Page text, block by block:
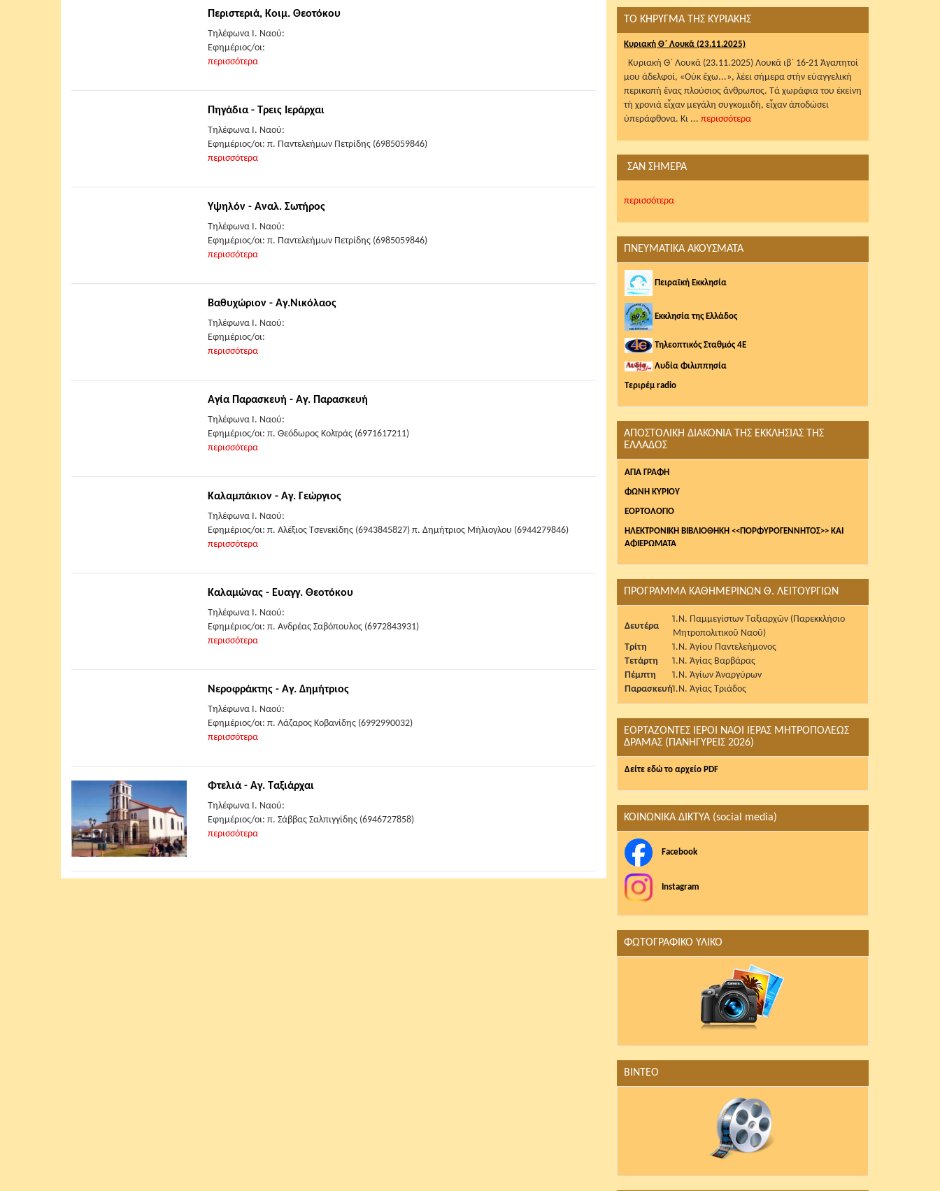
Περιστεριά, Κοιμ. Θεοτόκου
Τηλέφωνα Ι. Ναού:
Εφημέριος/οι:
περισσότερα
Πηγάδια - Τρεις Ιεράρχαι
Τηλέφωνα Ι. Ναού:
Εφημέριος/οι: π. Παντελεήμων Πετρίδης (6985059846)
περισσότερα
Υψηλόν - Αναλ. Σωτήρος
Τηλέφωνα Ι. Ναού:
Εφημέριος/οι: π. Παντελεήμων Πετρίδης (6985059846)
περισσότερα
Βαθυχώριον - Αγ.Νικόλαος
Τηλέφωνα Ι. Ναού:
Εφημέριος/οι:
περισσότερα
Αγία Παρασκευή - Αγ. Παρασκευή
Τηλέφωνα Ι. Ναού:
Εφημέριος/οι: π. Θεόδωρος Κολτράς (6971617211)
περισσότερα
Καλαμπάκιον - Αγ. Γεώργιος
Τηλέφωνα Ι. Ναού:
Εφημέριος/οι: π. Αλέξιος Τσενεκίδης (6943845827) π. Δημήτριος Μήλιογλου (6944279846)
περισσότερα
Καλαμώνας - Ευαγγ. Θεοτόκου
Τηλέφωνα Ι. Ναού:
Εφημέριος/οι: π. Ανδρέας Σαβόπουλος (6972843931)
περισσότερα
Νεροφράκτης - Αγ. Δημήτριος
Τηλέφωνα Ι. Ναού:
Εφημέριος/οι: π. Λάζαρος Κοβανίδης (6992990032)
περισσότερα
Φτελιά - Αγ. Ταξιάρχαι
Τηλέφωνα Ι. Ναού:
Εφημέριος/οι: π. Σάββας Σαλπιγγίδης (6946727858)
περισσότερα
ΤΟ ΚΗΡΥΓΜΑ ΤΗΣ ΚΥΡΙΑΚΗΣ
Κυριακή Θ΄ Λουκᾶ (23.11.2025)
Κυριακή Θ΄ Λουκᾶ (23.11.2025) Λουκᾶ ιβ΄ 16-21 Ἀγαπητοί
μου ἀδελφοί, «Οὐκ ἔχω...», λέει σήμερα στήν εὐαγγελική
περικοπή ἕνας πλούσιος ἄνθρωπος. Τά χωράφια του ἐκείνη
τή χρονιά εἶχαν μεγάλη συγκομιδή, εἶχαν ἀποδώσει
ὑπεράφθονα. Κι ... περισσότερα
ΣΑΝ ΣΗΜΕΡΑ
περισσότερα
ΠΝΕΥΜΑΤΙΚΑ ΑΚΟΥΣΜΑΤΑ
Πειραϊκή Εκκλησία
Εκκλησία της Ελλάδος
Τηλεοπτικός Σταθμός 4Ε
Λυδία Φιλιππησία
Τεριρέμ radio
ΑΠΟΣΤΟΛΙΚΗ ΔΙΑΚΟΝΙΑ ΤΗΣ ΕΚΚΛΗΣΙΑΣ ΤΗΣ
ΕΛΛΑΔΟΣ
AΓΙΑ ΓΡΑΦΗ
ΦΩΝΗ ΚΥΡΙΟΥ
ΕΟΡΤΟΛΟΓΙΟ
ΗΛΕΚΤΡΟΝΙΚΗ ΒΙΒΛΙΟΘΗΚΗ <<ΠΟΡΦΥΡΟΓΕΝΝΗΤΟΣ>> ΚΑΙ
ΑΦΙΕΡΩΜΑΤΑ
ΠΡΟΓΡΑΜΜΑ ΚΑΘΗΜΕΡΙΝΩΝ Θ. ΛΕΙΤΟΥΡΓΙΩΝ
Δευτέρα
Ἱ.Ν. Παμμεγίστων Ταξιαρχῶν (Παρεκκλήσιο
Μητροπολιτικοῦ Ναοῦ)
Τρίτη
Ἱ.Ν. Ἁγίου Παντελεήμονος
Τετάρτη
Ἱ.Ν. Ἁγίας Βαρβάρας
Πέμπτη
Ἱ.Ν. Ἁγίων Ἀναργύρων
ΠαρασκευήἹ.Ν. Ἁγίας Τριάδος
ΕΟΡΤΑΖΟΝΤΕΣ ΙΕΡΟΙ ΝΑΟΙ ΙΕΡΑΣ ΜΗΤΡΟΠΟΛΕΩΣ
ΔΡΑΜΑΣ (ΠΑΝΗΓΥΡΕΙΣ 2026)
Δείτε εδώ το αρχείο PDF
ΚΟΙΝΩΝΙΚΑ ΔΙΚΤΥΑ (social media)
Facebook
Instagram
ΦΩΤΟΓΡΑΦΙΚΟ ΥΛΙΚΟ
ΒΙΝΤΕΟ